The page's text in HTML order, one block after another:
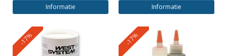
Informatie Informatie
-17% -17%